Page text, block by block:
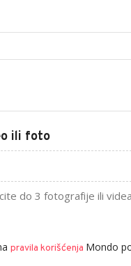
ili foto
do 3 fotografije ili
pravila korišćenja Mondo